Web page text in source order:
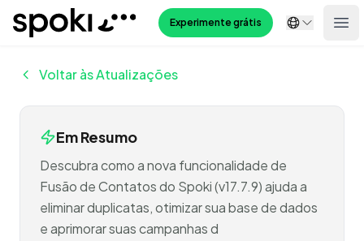
Spoki Experimente grátis
Voltar às Atualizações
Em Resumo
Descubra como a nova funcionalidade de
Fusão de Contatos do Spoki (v17.7.9) ajuda a
eliminar duplicatas, otimizar sua base de dados
e aprimorar suas campanhas d